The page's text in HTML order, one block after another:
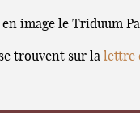
image le Triduum
trouvent sur lalettre